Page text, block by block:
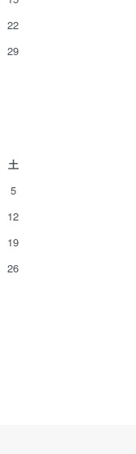
22
29
土
5
12
19
26